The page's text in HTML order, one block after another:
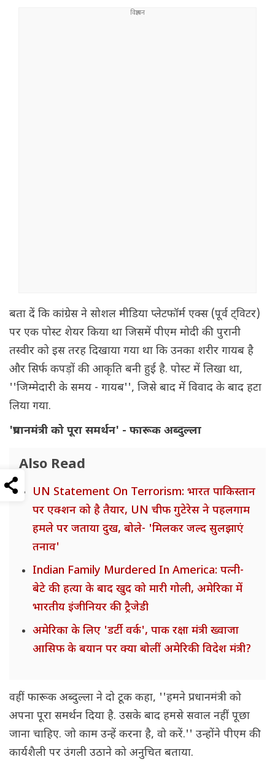
बता दें कि कांग्रेस ने सोशल मीडिया प्लेटफॉर्म एक्स (पूर्व ट्विटर)
पर एक पोस्ट शेयर किया था जिसमें पीएम मोदी की पुरानी
तस्वीर को इस तरह दिखाया गया था कि उनका शरीर गायब है
और सिर्फ कपड़ों की आकृति बनी हुई है. पोस्ट में लिखा था,
''जिम्मेदारी के समय - गायब'', जिसे बाद में विवाद के बाद हटा
लिया गया.
'प्रधानमंत्री को पूरा समर्थन' - फारूक अब्दुल्ला
Also Read
UN Statement On Terrorism: भारत पाकिस्तान
पर एक्शन को है तैयार, UN चीफ गुटेरेस ने पहलगाम
हमले पर जताया दुख, बोले- 'मिलकर जल्द सुलझाएं
तनाव'
Indian Family Murdered In America: पत्नी-
बेटे की हत्या के बाद खुद को मारी गोली, अमेरिका में
भारतीय इंजीनियर की ट्रैजेडी
अमेरिका के लिए 'डर्टी वर्क', पाक रक्षा मंत्री ख्वाजा
आसिफ के बयान पर क्या बोलीं अमेरिकी विदेश मंत्री?
वहीं फारूक अब्दुल्ला ने दो टूक कहा, ''हमने प्रधानमंत्री को
अपना पूरा समर्थन दिया है. उसके बाद हमसे सवाल नहीं पूछा
जाना चाहिए. जो काम उन्हें करना है, वो करें.'' उन्होंने पीएम की
कार्यशैली पर उंगली उठाने को अनुचित बताया.